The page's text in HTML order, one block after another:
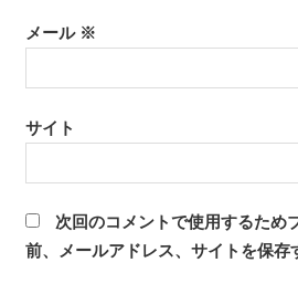
メール ※
サイト
次回のコメントで使用するため
前、メールアドレス、サイトを保存